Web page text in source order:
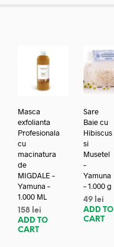
Masca
exfolianta
Profesionala
cu
macinatura
de
MIGDALE –
Yamuna –
1.000 ML
158 lei
ADD TO
CART
Sare
Baie cu
Hibiscus
si
Musetel
–
Yamuna
– 1.000 g
49 lei
ADD TO
CART